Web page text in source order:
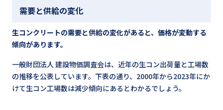
需要と供給の変化
生コンクリートの需要と供給の変化があると、価格が変動する
傾向があります。
一般財団法人 建設物価調査会は、近年の生コン出荷量と工場数
の推移を公表しています。下表の通り、2000年から2023年にか
けて生コン工場数は減少傾向にあるとわかるでしょう。